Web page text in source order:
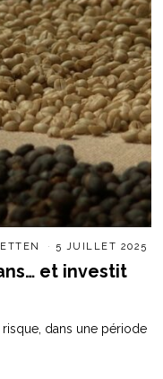
5 JUILLET 2025
et investit
risque, dans une période